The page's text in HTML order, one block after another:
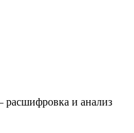
и анализ